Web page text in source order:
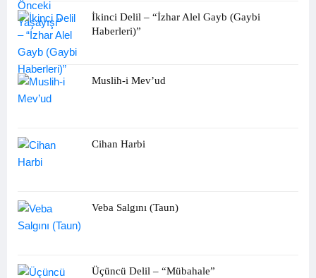
İkinci Delil – “İzhar Alel Gayb (Gaybi
Haberleri)”
Muslih-i Mev’ud
Cihan Harbi
Veba Salgını (Taun)
Üçüncü Delil – “Mübahale”